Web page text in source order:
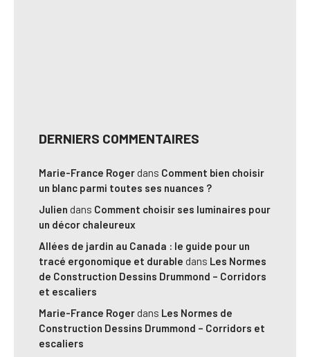
DERNIERS COMMENTAIRES
Marie-France Roger dans Comment bien choisir
un blanc parmi toutes ses nuances ?
Julien dans Comment choisir ses luminaires pour
un décor chaleureux
Allées de jardin au Canada : le guide pour un
tracé ergonomique et durable dans Les Normes
de Construction Dessins Drummond – Corridors
et escaliers
Marie-France Roger dans Les Normes de
Construction Dessins Drummond – Corridors et
escaliers